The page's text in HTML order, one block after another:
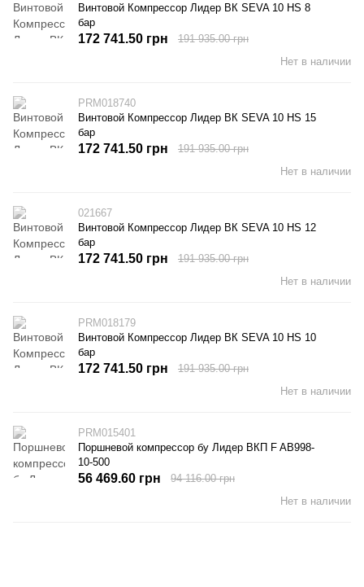
Винтовой Компрессор Лидер ВК SEVA 10 HS 8
бар
Нет в наличии
172 741.50 грн 191 935.00 грн
PRM018740
Винтовой Компрессор Лидер ВК SEVA 10 HS 15
бар
Нет в наличии
172 741.50 грн 191 935.00 грн
021667
Винтовой Компрессор Лидер ВК SEVA 10 HS 12
бар
Нет в наличии
172 741.50 грн 191 935.00 грн
PRM018179
Винтовой Компрессор Лидер ВК SEVA 10 HS 10
бар
Нет в наличии
172 741.50 грн 191 935.00 грн
PRM015401
Поршневой компрессор бу Лидер ВКП F AB998-
10-500
Нет в наличии
56 469.60 грн 94 116.00 грн